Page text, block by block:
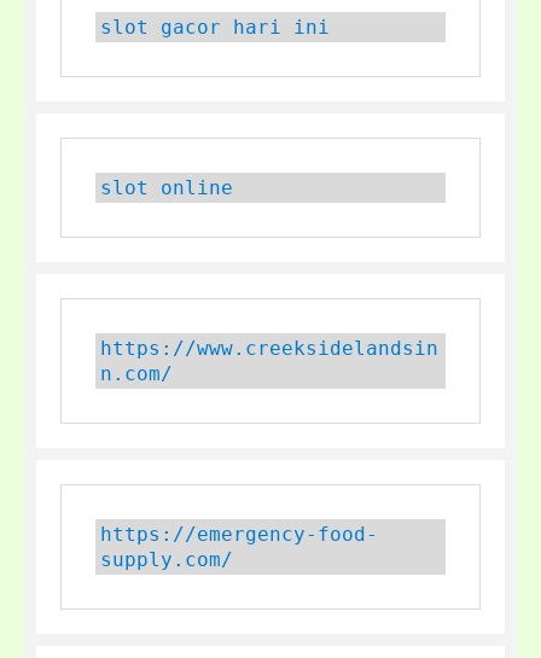
slot gacor hari ini
slot online
https://www.creeksidelandsin
n.com/
https://emergency-food-
supply.com/